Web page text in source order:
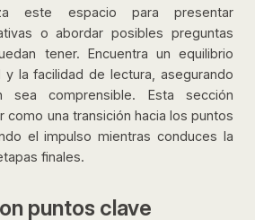
este espacio para presentar
o abordar posibles preguntas
tener. Encuentra un equilibrio
la facilidad de lectura, asegurando
sea comprensible. Esta sección
como una transición hacia los puntos
el impulso mientras conduces la
finales.
puntos clave